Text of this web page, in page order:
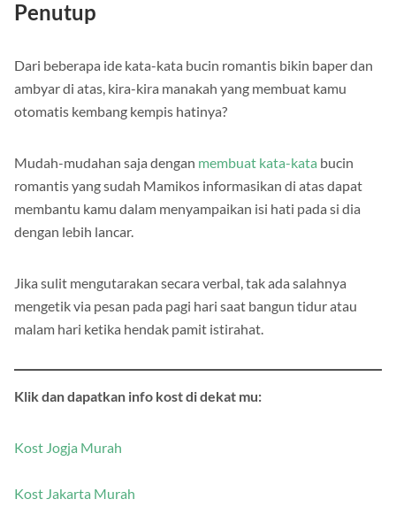
Penutup
Dari beberapa ide kata-kata bucin romantis bikin baper dan
ambyar di atas, kira-kira manakah yang membuat kamu
otomatis kembang kempis hatinya?
Mudah-mudahan saja dengan membuat kata-kata bucin
romantis yang sudah Mamikos informasikan di atas dapat
membantu kamu dalam menyampaikan isi hati pada si dia
dengan lebih lancar.
Jika sulit mengutarakan secara verbal, tak ada salahnya
mengetik via pesan pada pagi hari saat bangun tidur atau
malam hari ketika hendak pamit istirahat.
Klik dan dapatkan info kost di dekat mu:
Kost Jogja Murah
Kost Jakarta Murah